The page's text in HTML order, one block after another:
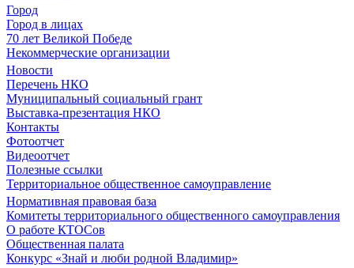
Город
Город в лицах
70 лет Великой Победе
Некоммерческие организации
Новости
Перечень НКО
Муниципальный социальный грант
Выставка-презентация НКО
Контакты
Фотоотчет
Видеоотчет
Полезные ссылки
Территориальное общественное самоуправление
Нормативная правовая база
Комитеты территориального общественного самоуправления
О работе КТОСов
Общественная палата
Конкурс «Знай и люби родной Владимир»